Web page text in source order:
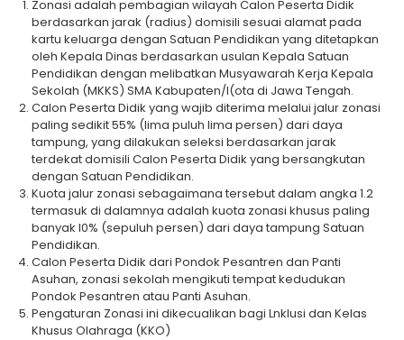
Zonasi adalah pembagian wilayah Calon Peserta Didik
berdasarkan jarak (radius) domisili sesuai alamat pada
kartu keluarga dengan Satuan Pendidikan yang ditetapkan
oleh Kepala Dinas berdasarkan usulan Kepala Satuan
Pendidikan dengan melibatkan Musyawarah Kerja Kepala
Sekolah (MKKS) SMA Kabupaten/I(ota di Jawa Tengah.
Calon Peserta Didik yang wajib diterima melalui jalur zonasi
paling sedikit 55% (lima puluh lima persen) dari daya
tampung, yang dilakukan seleksi berdasarkan jarak
terdekat domisili Calon Peserta Didik yang bersangkutan
dengan Satuan Pendidikan.
Kuota jalur zonasi sebagaimana tersebut dalam angka 1.2
termasuk di dalamnya adalah kuota zonasi khusus paling
banyak l0% (sepuluh persen) dari daya tampung Satuan
Pendidikan.
Calon Peserta Didik dari Pondok Pesantren dan Panti
Asuhan, zonasi sekolah mengikuti tempat kedudukan
Pondok Pesantren atau Panti Asuhan.
Pengaturan Zonasi ini dikecualikan bagi Lnklusi dan Kelas
Khusus Olahraga (KKO)